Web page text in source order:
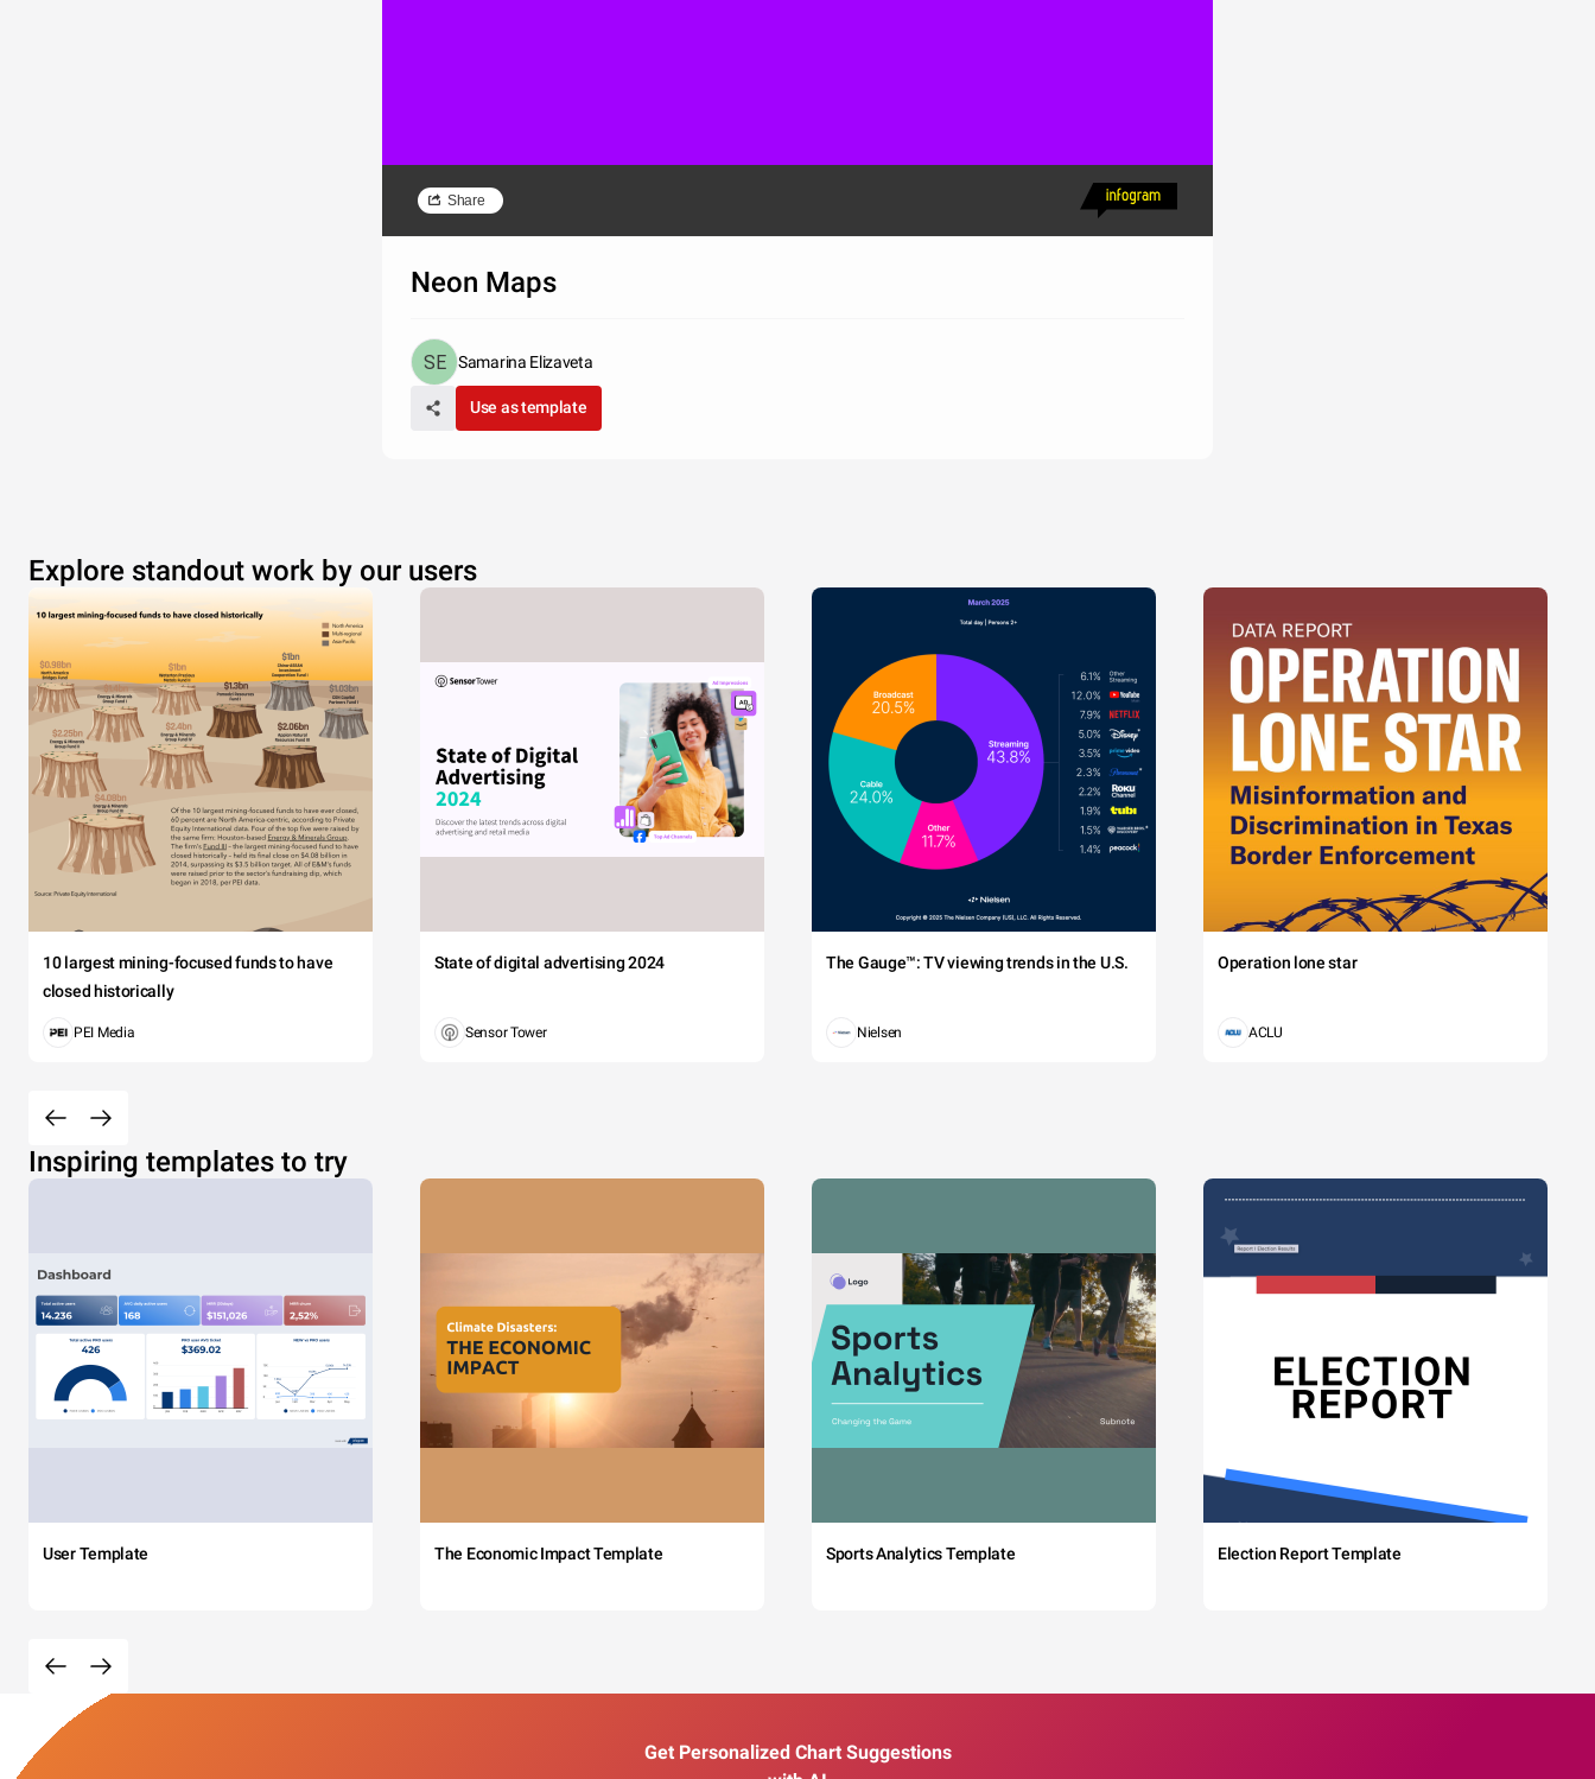
Share
Neon Maps
Samarina Elizaveta
Use as template
Explore standout work by our users
10 largest mining-focused funds to have
closed historically
PEI Media
State of digital advertising 2024
Sensor Tower
The Gauge™: TV viewing trends in the U.S.
Nielsen
Operation lone star
ACLU
Inspiring templates to try
User Template The Economic Impact Template Sports Analytics Template Election Report Template
Get Personalized Chart Suggestions